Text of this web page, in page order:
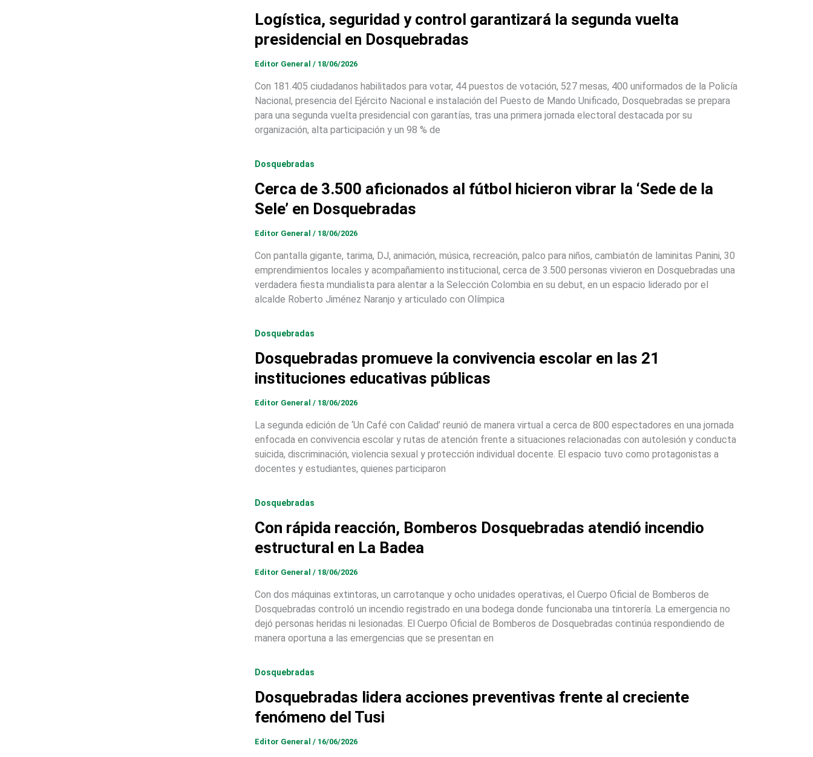
Logística, seguridad y control garantizará la segunda vuelta
presidencial en Dosquebradas
Editor General / 18/06/2026
Con 181.405 ciudadanos habilitados para votar, 44 puestos de votación, 527 mesas, 400 uniformados de la Policía
Nacional, presencia del Ejército Nacional e instalación del Puesto de Mando Unificado, Dosquebradas se prepara
para una segunda vuelta presidencial con garantías, tras una primera jornada electoral destacada por su
organización, alta participación y un 98 % de
Dosquebradas
Cerca de 3.500 aficionados al fútbol hicieron vibrar la ‘Sede de la
Sele’ en Dosquebradas
Editor General / 18/06/2026
Con pantalla gigante, tarima, DJ, animación, música, recreación, palco para niños, cambiatón de laminitas Panini, 30
emprendimientos locales y acompañamiento institucional, cerca de 3.500 personas vivieron en Dosquebradas una
verdadera fiesta mundialista para alentar a la Selección Colombia en su debut, en un espacio liderado por el
alcalde Roberto Jiménez Naranjo y articulado con Olímpica
Dosquebradas
Dosquebradas promueve la convivencia escolar en las 21
instituciones educativas públicas
Editor General / 18/06/2026
La segunda edición de ‘Un Café con Calidad’ reunió de manera virtual a cerca de 800 espectadores en una jornada
enfocada en convivencia escolar y rutas de atención frente a situaciones relacionadas con autolesión y conducta
suicida, discriminación, violencia sexual y protección individual docente. El espacio tuvo como protagonistas a
docentes y estudiantes, quienes participaron
Dosquebradas
Con rápida reacción, Bomberos Dosquebradas atendió incendio
estructural en La Badea
Editor General / 18/06/2026
Con dos máquinas extintoras, un carrotanque y ocho unidades operativas, el Cuerpo Oficial de Bomberos de
Dosquebradas controló un incendio registrado en una bodega donde funcionaba una tintorería. La emergencia no
dejó personas heridas ni lesionadas. El Cuerpo Oficial de Bomberos de Dosquebradas continúa respondiendo de
manera oportuna a las emergencias que se presentan en
Dosquebradas
Dosquebradas lidera acciones preventivas frente al creciente
fenómeno del Tusi
Editor General / 16/06/2026